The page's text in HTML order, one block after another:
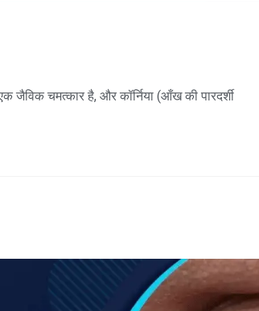
चमत्कार है, और कॉर्निया (आँख की पारदर्शी